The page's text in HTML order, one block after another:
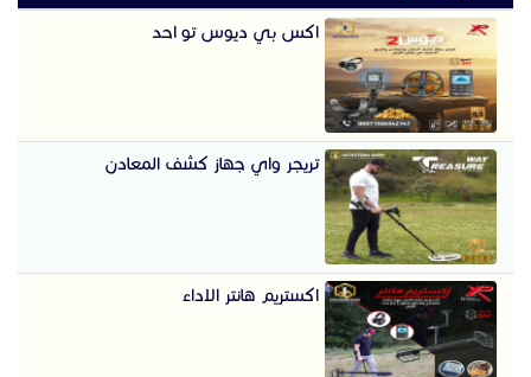
اكس بي ديوس تو احد
تريجر واي جهاز كشف المعادن
اكستريم هانتر الاداء